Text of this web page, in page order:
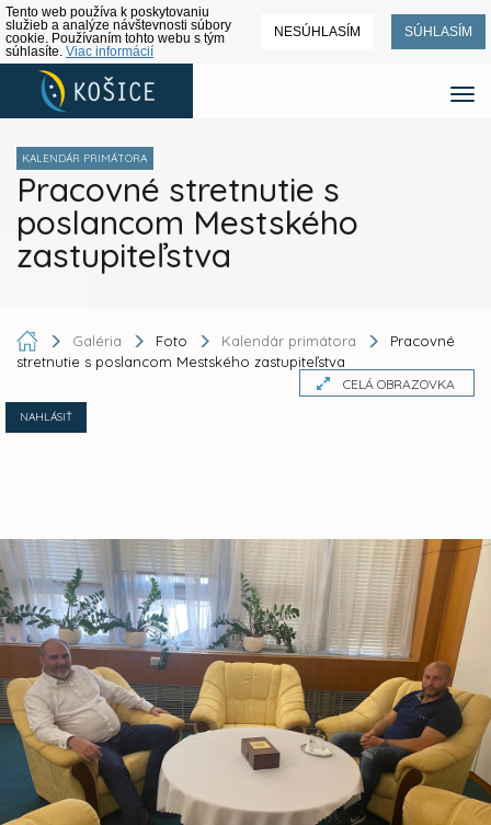
Tento web používa k poskytovaniu
služieb a analýze návštevnosti súbory
cookie. Používaním tohto webu s tým
súhlasíte. Viac informácií
NESÚHLASÍM SÚHLASÍM
KALENDÁR PRIMÁTORA
Pracovné stretnutie s
poslancom Mestského
zastupiteľstva
Galéria Foto Kalendár primátora
Pracovné
stretnutie s poslancom Mestského zastupiteľstva
CELÁ OBRAZOVKA
NAHLÁSIŤ